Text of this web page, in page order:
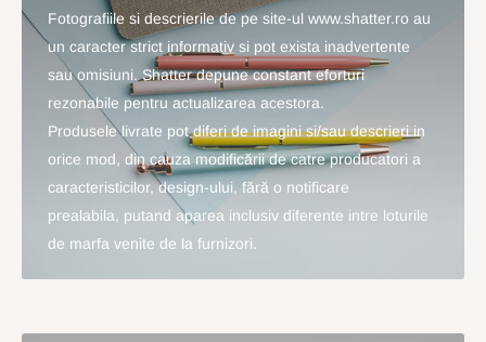
Fotografiile si descrierile de pe site-ul www.shatter.ro au
un caracter strict informativ si pot exista inadvertente
sau omisiuni. Shatter depune constant eforturi
rezonabile pentru actualizarea acestora.
Produsele livrate pot diferi de imagini si/sau descrieri in
orice mod, din cauza modificării de catre producatori a
caracteristicilor, design-ului, fără o notificare
prealabila, putand aparea inclusiv diferente intre loturile
de marfa venite de la furnizori.